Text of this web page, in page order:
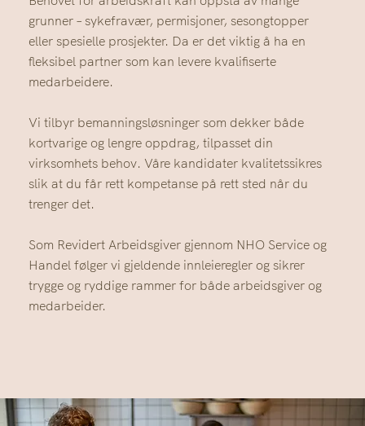
grunner – sykefravær, permisjoner, sesongtopper
eller spesielle prosjekter. Da er det viktig å ha en
fleksibel partner som kan levere kvalifiserte
medarbeidere.
Vi tilbyr bemanningsløsninger som dekker både
kortvarige og lengre oppdrag, tilpasset din
virksomhets behov. Våre kandidater kvalitetssikres
slik at du får rett kompetanse på rett sted når du
trenger det.
Som Revidert Arbeidsgiver gjennom NHO Service og
Handel følger vi gjeldende innleieregler og sikrer
trygge og ryddige rammer for både arbeidsgiver og
medarbeider.